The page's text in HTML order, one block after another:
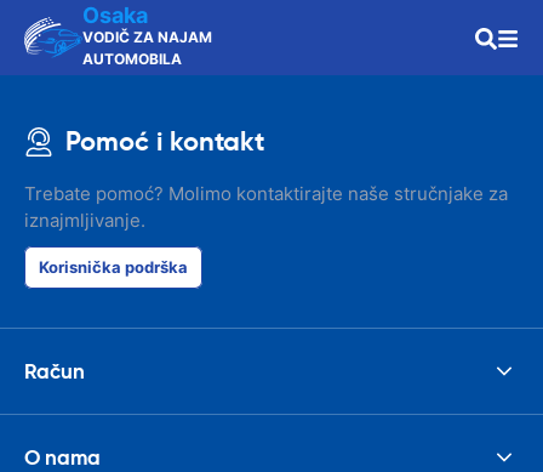
Osaka
VODIČ ZA NAJAM
AUTOMOBILA
Pomoć i kontakt
Trebate pomoć? Molimo kontaktirajte naše stručnjake za
iznajmljivanje.
Korisnička podrška
Račun
O nama